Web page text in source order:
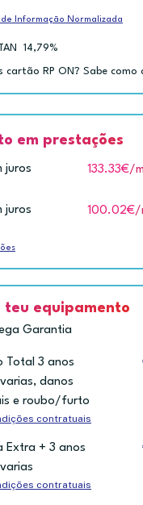
Informação Normalizada
TAN 14,79%
cartão RP ON? Sabe como
em prestações
juros 133.33€/
juros 100.02€/
teu equipamento
Garantia
Total 3 anos
danos
e roubo/furto
contratuais
Extra + 3 anos
contratuais